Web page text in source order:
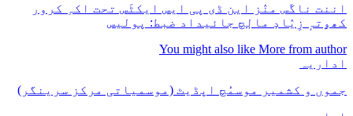
اننت ناگَس منٛز این ڈی پی ایس ایکٹَس تحت اکہِ کرور
کھۄتہٕ زِیٛادٕ مالٕچ جائیداد ضبط: پولیس
You might also like More from author
اداریہ
جموں و کشمیر موسمُچ اپڈیٹ (موسمیاتی مرکز سرینگر)